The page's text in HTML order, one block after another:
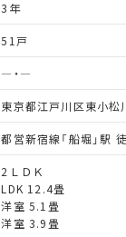
3年
51戸
―・―
東京都江戸川区東小松
都営新宿線「船堀」駅
2ＬＤＫ
LDK 12.4畳
洋室 5.1畳
洋室 3.9畳